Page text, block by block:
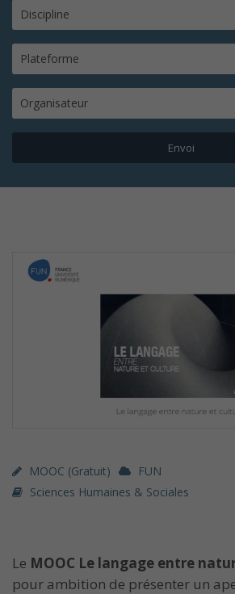
Discipline
Plateforme
Organisateur
MOOC (gratuit)
FUN
Sciences Humaines & Sociales
Le MOOC Le langage entre
pour ambition de présenter un